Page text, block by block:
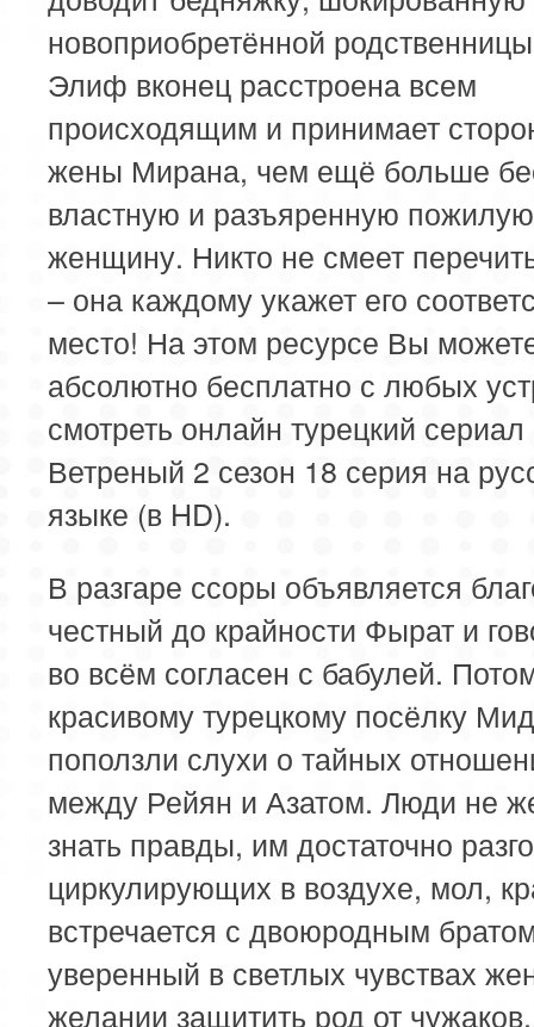
новоприобретённой
Элиф вконец расстроена всем
происходящим и принимает
жены Мирана, чем ещё больше
властную и разъяренную пожилую
женщину. Никто не смеет
– она каждому укажет его
место! На этом ресурсе Вы
абсолютно бесплатно с любых
смотреть онлайн турецкий сериал
Ветреный 2 сезон 18 серия на
языке (в HD).
В разгаре ссоры объявляется
честный до крайности Фырат и
во всём согласен с бабулей.
красивому турецкому посёлку
поползли слухи о тайных
между Рейян и Азатом. Люди не
знать правды, им достаточно
циркулирующих в воздухе, мол,
встречается с двоюродным
уверенный в светлых чувствах
желании защитить род от